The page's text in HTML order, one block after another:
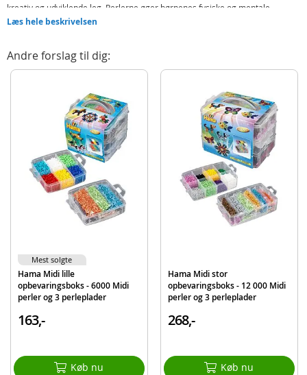
kreativ og udviklende leg. Perlerne øger børnenes fysiske og mentale
færdigheder på en sådan måde, at de aldrig tror, de foretager sig andet end
Indeholder:
4 perleplader - firkant, rund, stjerne og mus
Instruktioner
Detaljer:
Alder: fra 5 år
Mærke
Læs hele beskrivelsen
Andre forslag til dig:
Hama Midi lille
opbevaringsboks - 6000 Midi
perler og 3 perleplader
163,-
Køb nu
Mest solgte
Hama Midi stor
opbevaringsboks - 12 000 Midi
perler og 3 perleplader
268,-
Køb nu